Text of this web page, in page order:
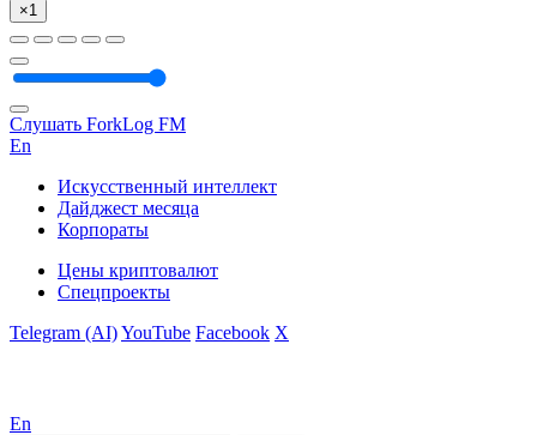
×1
Слушать ForkLog FM
En
Искусственный интеллект
Дайджест месяца
Корпораты
Цены криптовалют
Спецпроекты
Telegram (AI)YouTube Facebook X
En